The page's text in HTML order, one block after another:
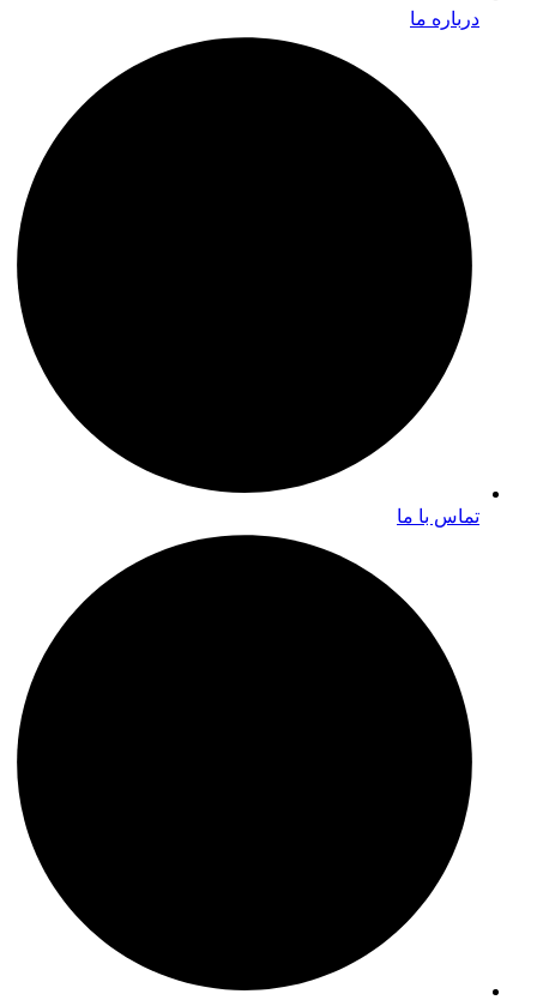
درباره ما
تماس با ما